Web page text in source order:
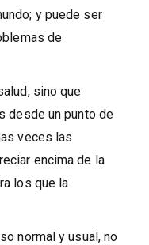
y puede ser
de
sino que
desde un punto de
veces las
encima de la
los que la
normal y usual, no